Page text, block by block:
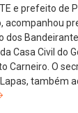
e prefeito de
acompanhou
dos
Casa Civil do
Carneiro. O
também